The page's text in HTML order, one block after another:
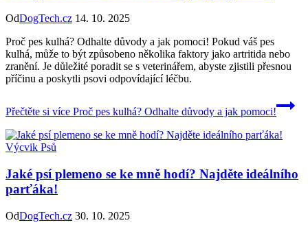
OdDogTech.cz 14. 10. 2025
Proč pes kulhá? Odhalte důvody a jak pomoci! Pokud váš pes
kulhá, může to být způsobeno několika faktory jako artritida nebo
zranění. Je důležité poradit se s veterinářem, abyste zjistili přesnou
příčinu a poskytli psovi odpovídající léčbu.
Přečtěte si více Proč pes kulhá? Odhalte důvody a jak pomoci!
Výcvik Psů
Jaké psí plemeno se ke mně hodí? Najděte ideálního
parťáka!
OdDogTech.cz 30. 10. 2025